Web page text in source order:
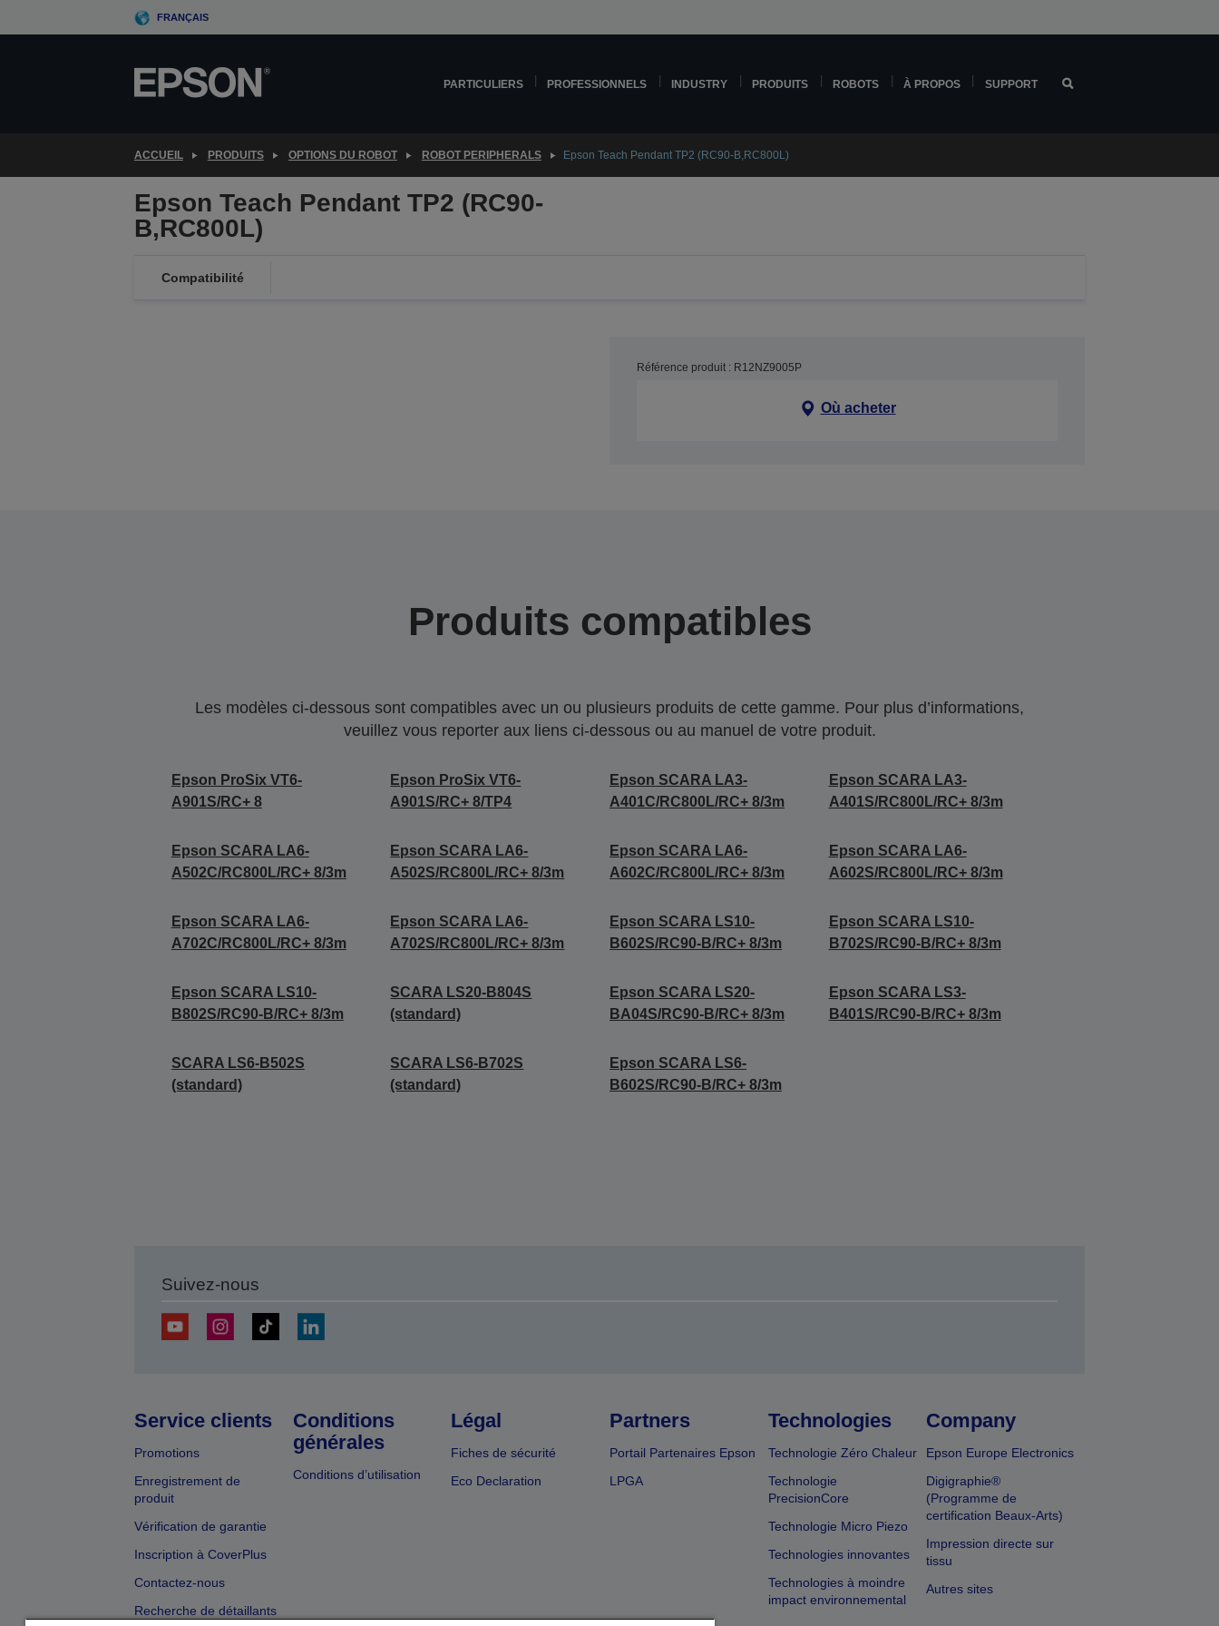
to
FRANÇAIS
PARTICULIERS PROFESSIONNELS INDUSTRY PRODUITS ROBOTS À PROPOS SUPPORT
ACCUEIL PRODUITS OPTIONS DU ROBOT ROBOT PERIPHERALS Epson Teach Pendant TP2 (RC90-B,RC800L)
Epson Teach Pendant TP2 (RC90-
B,RC800L)
Compatibilité
Référence produit : R12NZ9005P
Où acheter
Produits compatibles
Les modèles ci-dessous sont compatibles avec un ou plusieurs produits de cette gamme. Pour plus d’informations,
veuillez vous reporter aux liens ci-dessous ou au manuel de votre produit.
Epson ProSix VT6-
A901S/RC+ 8
Epson ProSix VT6-
A901S/RC+ 8/TP4
Epson SCARA LA3-
A401C/RC800L/RC+ 8/3m
Epson SCARA LA3-
A401S/RC800L/RC+ 8/3m
Epson SCARA LA6-
A502C/RC800L/RC+ 8/3m
Epson SCARA LA6-
A502S/RC800L/RC+ 8/3m
Epson SCARA LA6-
A602C/RC800L/RC+ 8/3m
Epson SCARA LA6-
A602S/RC800L/RC+ 8/3m
Epson SCARA LA6-
A702C/RC800L/RC+ 8/3m
Epson SCARA LA6-
A702S/RC800L/RC+ 8/3m
Epson SCARA LS10-
B602S/RC90-B/RC+ 8/3m
Epson SCARA LS10-
B702S/RC90-B/RC+ 8/3m
Epson SCARA LS10-
B802S/RC90-B/RC+ 8/3m
SCARA LS20-B804S
(standard)
Epson SCARA LS20-
BA04S/RC90-B/RC+ 8/3m
Epson SCARA LS3-
B401S/RC90-B/RC+ 8/3m
SCARA LS6-B502S
(standard)
SCARA LS6-B702S
(standard)
Epson SCARA LS6-
B602S/RC90-B/RC+ 8/3m
Suivez-nous
Service clients
Promotions
Enregistrement de
produit
Vérification de garantie
Inscription à CoverPlus
Contactez-nous
Recherche de détaillants
Conditions
générales
Conditions d’utilisation
Légal
Fiches de sécurité
Eco Declaration
Partners
Portail Partenaires Epson
LPGA
Technologies
Technologie Zéro Chaleur
Technologie
PrecisionCore
Technologie Micro Piezo
Technologies innovantes
Technologies à moindre
impact environnemental
Company
Epson Europe Electronics
Digigraphie®
(Programme de
certification Beaux-Arts)
Impression directe sur
tissu
Autres sites